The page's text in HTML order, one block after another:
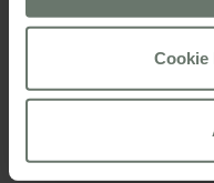
klicken, oder sie über
Weitere Informationen
Cookie